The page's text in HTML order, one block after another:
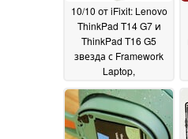
10/10 от iFixit: Lenovo
ThinkPad T14 G7 и
ThinkPad T16 G5
звезда с Framework
Laptop,
ремонтопригодности
11 March 2026